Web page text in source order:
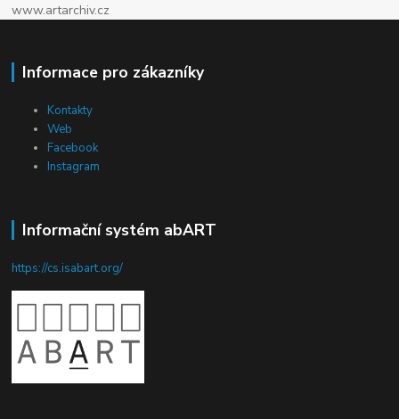
www.artarchiv.cz
Informace pro zákazníky
Kontakty
Web
Facebook
Instagram
Informační systém abART
https://cs.isabart.org/